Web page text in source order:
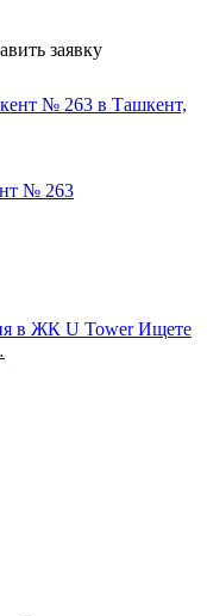
заявку
№ 263
в ЖК U Tower Ищете